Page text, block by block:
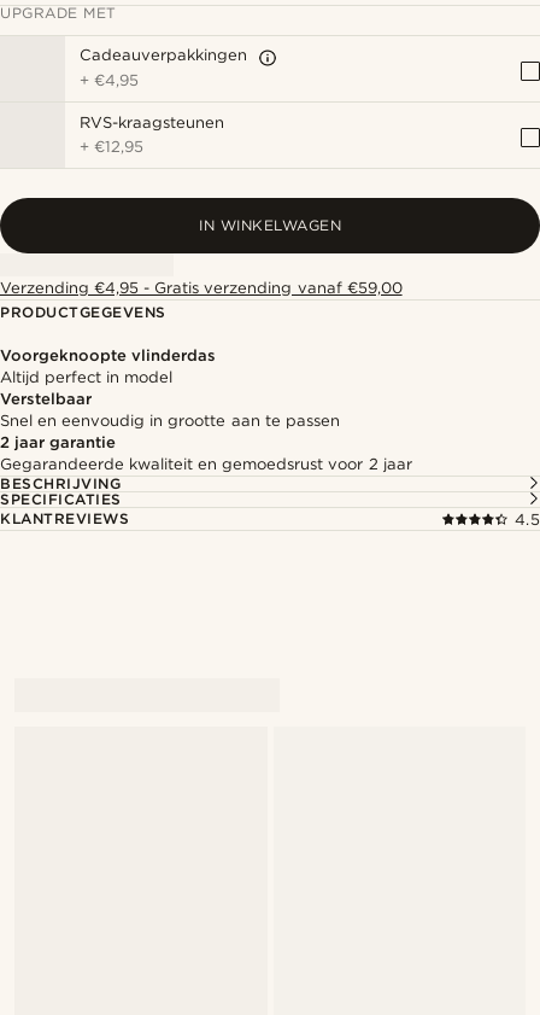
UPGRADE MET
Cadeauverpakkingen
+€4,95
RVS-kraagsteunen
+€12,95
IN WINKELWAGEN
Verzending €4,95 - Gratis verzending vanaf €59,00
PRODUCTGEGEVENS
Voorgeknoopte vlinderdas
Altijd perfect in model
Verstelbaar
Snel en eenvoudig in grootte aan te passen
2 jaar garantie
Gegarandeerde kwaliteit en gemoedsrust voor 2 jaar
BESCHRIJVING
SPECIFICATIES
KLANTREVIEWS
4.5